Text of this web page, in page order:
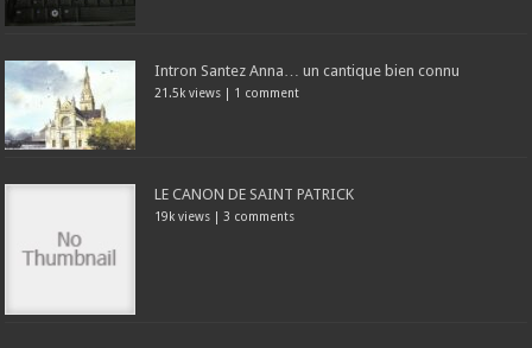
Intron Santez Anna… un cantique bien connu
21.5k views | 1 comment
LE CANON DE SAINT PATRICK
19k views | 3 comments